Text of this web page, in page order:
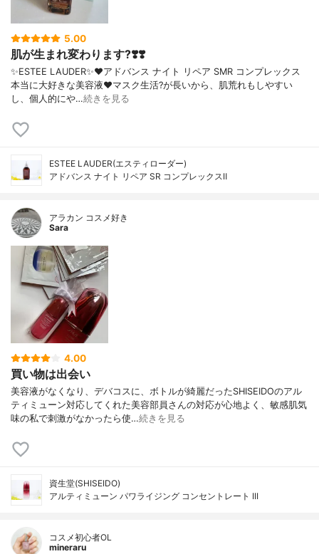
5.00
肌が生まれ変わります?❣️❣️
✨ESTEE LAUDER✨❤︎アドバンス ナイト リペア SMR コンプレックス
本当に大好きな美容液❤️マスク生活?が長いから、肌荒れもしやすい
し、個人的にや…続きを見る
ESTEE LAUDER(エスティローダー)
アドバンス ナイト リペア SR コンプレックスⅡ
アラカン コスメ好き
Sara
4.00
買い物は出会い
美容液がなくなり、デバコスに、ボトルが綺麗だったSHISEIDOのアル
ティミューン対応してくれた美容部員さんの対応が心地よく、敏感肌気
味の私で刺激がなかったら使…続きを見る
資生堂(SHISEIDO)
アルティミューン パワライジング コンセントレート III
コスメ初心者OL
mineraru